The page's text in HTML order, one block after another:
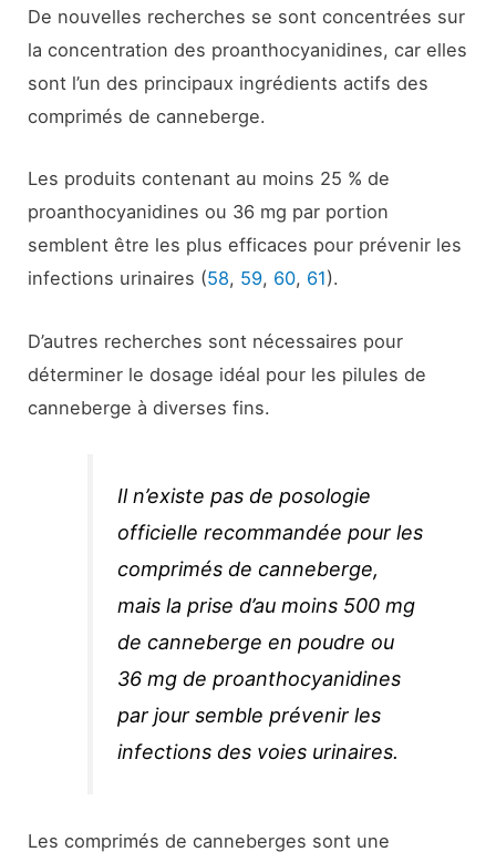
De nouvelles recherches se sont concentrées sur
la concentration des proanthocyanidines, car elles
sont l’un des principaux ingrédients actifs des
comprimés de canneberge.
Les produits contenant au moins 25 % de
proanthocyanidines ou 36 mg par portion
semblent être les plus efficaces pour prévenir les
infections urinaires (58, 59, 60, 61).
D’autres recherches sont nécessaires pour
déterminer le dosage idéal pour les pilules de
canneberge à diverses fins.
Il n’existe pas de posologie
officielle recommandée pour les
comprimés de canneberge,
mais la prise d’au moins 500 mg
de canneberge en poudre ou
36 mg de proanthocyanidines
par jour semble prévenir les
infections des voies urinaires.
Les comprimés de canneberges sont une